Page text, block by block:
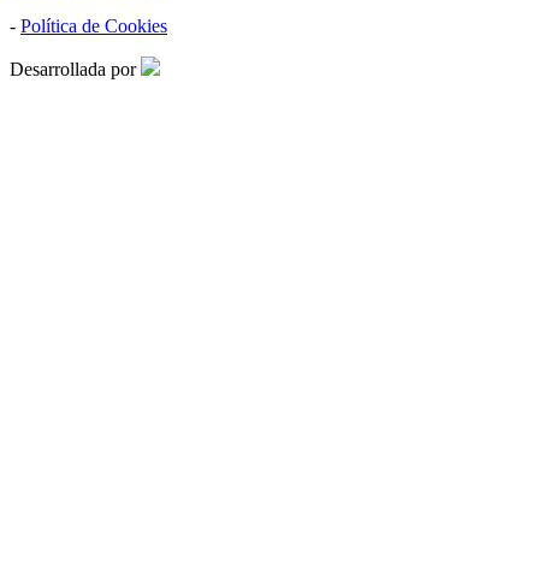
- Política de Cookies
Desarrollada por